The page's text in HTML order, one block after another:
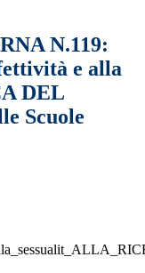
N.119:
e alla
DEL
Scuole